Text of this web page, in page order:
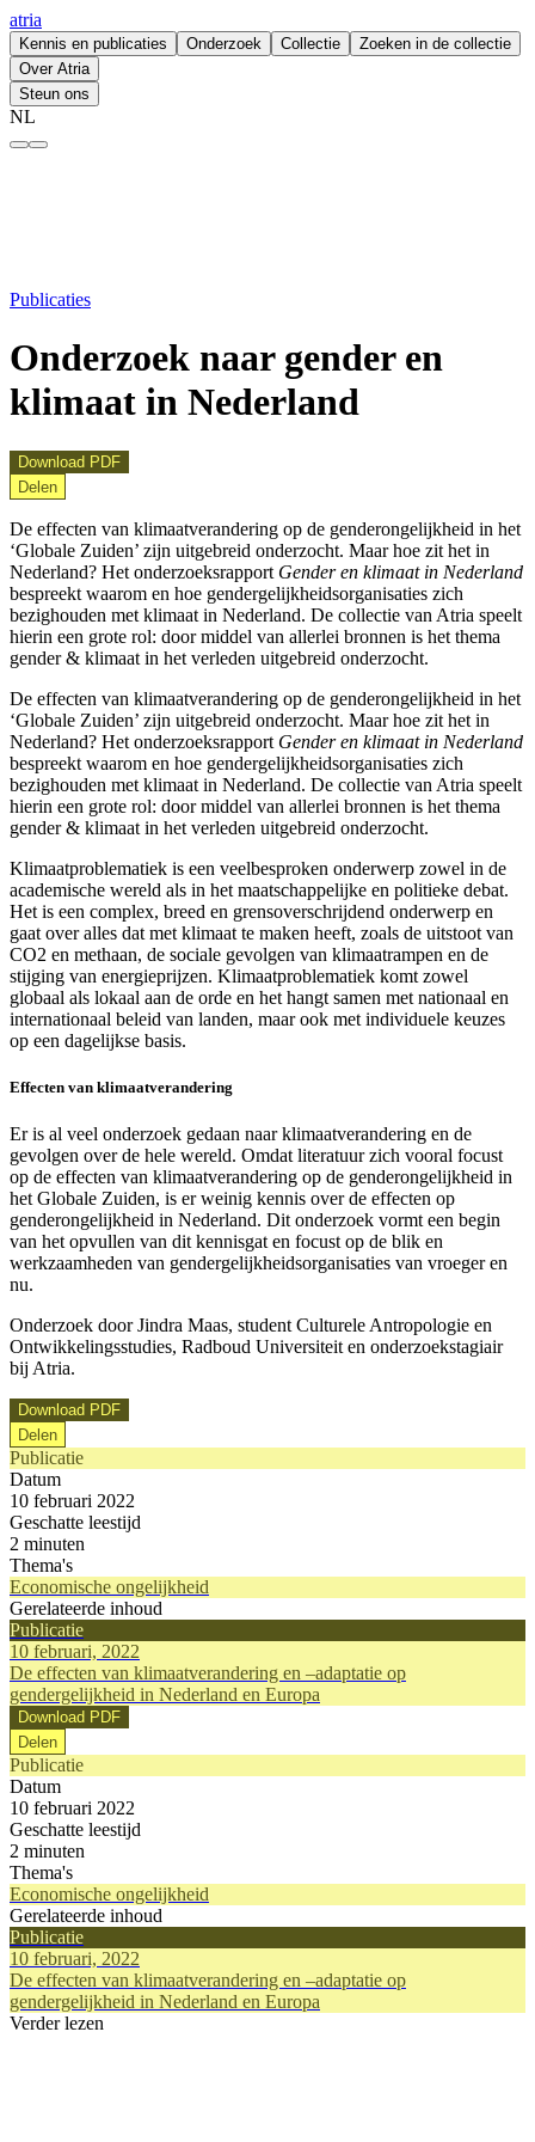
atria
Kennis en publicaties Onderzoek Collectie
Zoeken in de collectie
Over Atria
Steun ons
NL
Publicaties
Onderzoek naar gender en
klimaat in Nederland
Download PDF
Delen
De effecten van klimaatverandering op de genderongelijkheid in het
‘Globale Zuiden’ zijn uitgebreid onderzocht. Maar hoe zit het in
Nederland? Het onderzoeksrapport Gender en klimaat in Nederland
bespreekt waarom en hoe gendergelijkheidsorganisaties zich
bezighouden met klimaat in Nederland. De collectie van Atria speelt
hierin een grote rol: door middel van allerlei bronnen is het thema
gender & klimaat in het verleden uitgebreid onderzocht.
De effecten van klimaatverandering op de genderongelijkheid in het
‘Globale Zuiden’ zijn uitgebreid onderzocht. Maar hoe zit het in
Nederland? Het onderzoeksrapport Gender en klimaat in Nederland
bespreekt waarom en hoe gendergelijkheidsorganisaties zich
bezighouden met klimaat in Nederland. De collectie van Atria speelt
hierin een grote rol: door middel van allerlei bronnen is het thema
gender & klimaat in het verleden uitgebreid onderzocht.
Klimaatproblematiek is een veelbesproken onderwerp zowel in de
academische wereld als in het maatschappelijke en politieke debat.
Het is een complex, breed en grensoverschrijdend onderwerp en
gaat over alles dat met klimaat te maken heeft, zoals de uitstoot van
CO2 en methaan, de sociale gevolgen van klimaatrampen en de
stijging van energieprijzen. Klimaatproblematiek komt zowel
globaal als lokaal aan de orde en het hangt samen met nationaal en
internationaal beleid van landen, maar ook met individuele keuzes
op een dagelijkse basis.
Effecten van klimaatverandering
Er is al veel onderzoek gedaan naar klimaatverandering en de
gevolgen over de hele wereld. Omdat literatuur zich vooral focust
op de effecten van klimaatverandering op de genderongelijkheid in
het Globale Zuiden, is er weinig kennis over de effecten op
genderongelijkheid in Nederland. Dit onderzoek vormt een begin
van het opvullen van dit kennisgat en focust op de blik en
werkzaamheden van gendergelijkheidsorganisaties van vroeger en
nu.
Onderzoek door Jindra Maas, student Culturele Antropologie en
Ontwikkelingsstudies, Radboud Universiteit en onderzoekstagiair
bij Atria.
Download PDF
Delen
Publicatie
Datum
10 februari 2022
Geschatte leestijd
2 minuten
Thema's
Economische ongelijkheid
Gerelateerde inhoud
Publicatie
10 februari, 2022
De effecten van klimaatverandering en –adaptatie op
gendergelijkheid in Nederland en Europa
Download PDF
Delen
Publicatie
Datum
10 februari 2022
Geschatte leestijd
2 minuten
Thema's
Economische ongelijkheid
Gerelateerde inhoud
Publicatie
10 februari, 2022
De effecten van klimaatverandering en –adaptatie op
gendergelijkheid in Nederland en Europa
Verder lezen